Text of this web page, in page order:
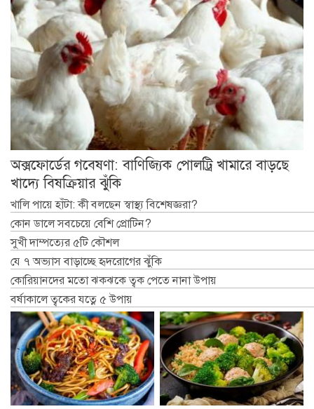
অক্সফোর্ডের গবেষণা: বাণিজ্যিক পোলট্রি খামারে বাড়ছে
খাদ্যে বিষক্রিয়ার ঝুঁকি
খালি পায়ে হাঁটা: কী বলছেন স্বাস্থ্য বিশেষজ্ঞরা?
কোন ডালে সবচেয়ে বেশি প্রোটিন?
সুখী দাম্পত্যের ৫টি কৌশল
যে ৭ অভ্যাস বাড়াচ্ছে হৃদরোগের ঝুঁকি
কোরিয়ানদের মতো ঝকঝকে ত্বক পেতে নানা উপায়
বর্ষাকালে ত্বকের যত্নে ৫ উপায়